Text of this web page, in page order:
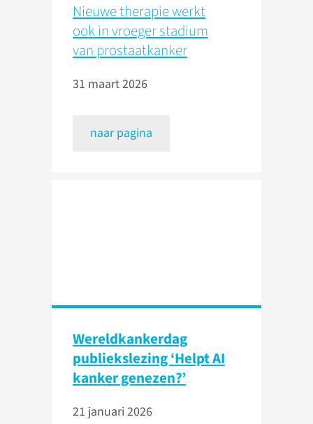
Nieuwe therapie werkt
ook in vroeger stadium
van prostaatkanker
31 maart 2026
naar pagina
Wereldkankerdag
publiekslezing ‘Helpt AI
kanker genezen?’
21 januari 2026